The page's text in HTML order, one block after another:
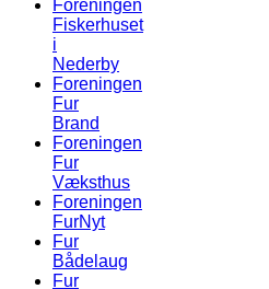
Foreningen
Fiskerhuset
i
Nederby
Foreningen
Fur
Brand
Foreningen
Fur
Væksthus
Foreningen
FurNyt
Fur
Bådelaug
Fur